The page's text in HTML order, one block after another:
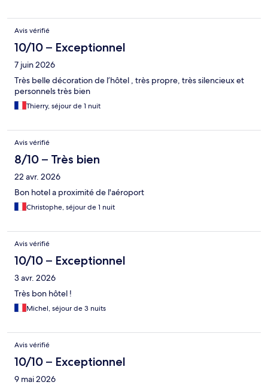
Avis vérifié
10/10 – Exceptionnel
7 juin 2026
Très belle décoration de l’hôtel , très propre, très silencieux et
personnels très bien
Thierry, séjour de 1 nuit
Avis vérifié
8/10 – Très bien
22 avr. 2026
Bon hotel a proximité de l'aéroport
Christophe, séjour de 1 nuit
Avis vérifié
10/10 – Exceptionnel
3 avr. 2026
Très bon hôtel !
Michel, séjour de 3 nuits
Avis vérifié
10/10 – Exceptionnel
9 mai 2026